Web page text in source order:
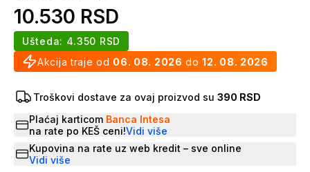
10.530 RSD
Akcija traje od 06. 08. 2026 do 12. 08. 2026
Ušteda: 4.350 RSD
Troškovi dostave za ovaj proizvod su 390 RSD
Plaćaj karticom Banca Intesa
na rate po KEŠ ceni!Vidi više
Kupovina na rate uz web kredit – sve online
Vidi više